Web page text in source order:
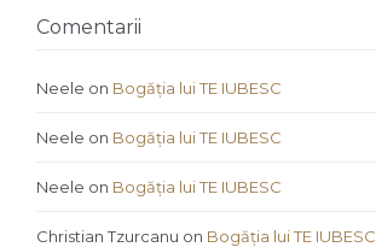
Comentarii
Neele on Bogăția lui TE IUBESC
Neele on Bogăția lui TE IUBESC
Neele on Bogăția lui TE IUBESC
Christian Tzurcanu on Bogăția lui TE IUBESC